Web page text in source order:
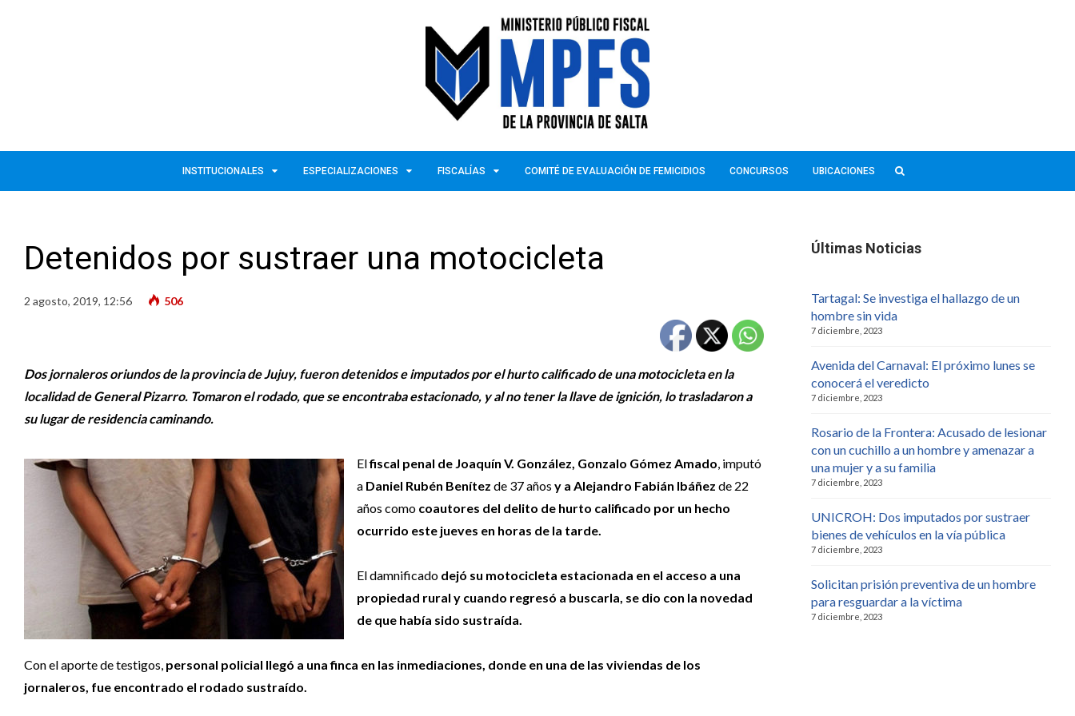
INSTITUCIONALES ESPECIALIZACIONES FISCALÍAS COMITÉ DE EVALUACIÓN DE FEMICIDIOS CONCURSOS UBICACIONES
Detenidos por sustraer una motocicleta
2 agosto, 2019, 12:56 506
Dos jornaleros oriundos de la provincia de Jujuy, fueron detenidos e imputados por el hurto calificado de una motocicleta en la
localidad de General Pizarro. Tomaron el rodado, que se encontraba estacionado, y al no tener la llave de ignición, lo trasladaron a
su lugar de residencia caminando.
Elfiscal penal de Joaquín V. González, Gonzalo Gómez Amado , imputó
a Daniel Rubén Benítez de 37 años y a Alejandro Fabián Ibáñez de 22
años como coautores del delito de hurto calificado por un hecho
ocurrido este jueves en horas de la tarde.
El damnificado dejó su motocicleta estacionada en el acceso a una
propiedad rural y cuando regresó a buscarla, se dio con la novedad
de que había sido sustraída.
Con el aporte de testigos, personal policial llegó a una finca en las inmediaciones, donde en una de las viviendas de los
jornaleros, fue encontrado el rodado sustraído.
Últimas Noticias
Tartagal: Se investiga el hallazgo de un
hombre sin vida
7 diciembre, 2023
Avenida del Carnaval: El próximo lunes se
conocerá el veredicto
7 diciembre, 2023
Rosario de la Frontera: Acusado de lesionar
con un cuchillo a un hombre y amenazar a
una mujer y a su familia
7 diciembre, 2023
UNICROH: Dos imputados por sustraer
bienes de vehículos en la vía pública
7 diciembre, 2023
Solicitan prisión preventiva de un hombre
para resguardar a la víctima
7 diciembre, 2023